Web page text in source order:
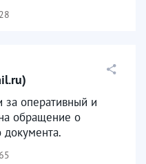
оперативный и
обращение о
документа.